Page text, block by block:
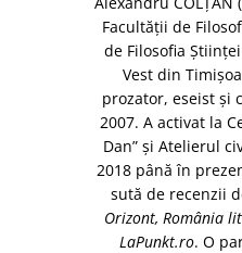
Facultăţii de
de Filosofia
Vest din
prozator, eseist şi
2007. A activat la
Dan” şi Atelierul
2018 până în
sută de recenzii
Orizont, România
LaPunkt.ro. O